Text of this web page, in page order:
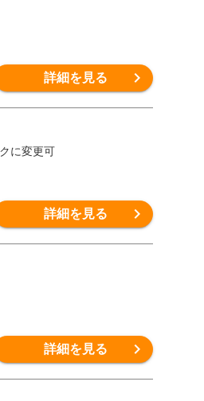
詳細を見る
に変更可
詳細を見る
詳細を見る